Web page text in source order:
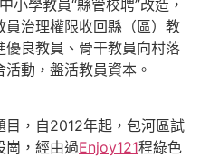
學教員“縣管校聘”改造，
治理權限收回縣（區）教
良教員、骨干教員向村落
動，盤活教員資本。
，自2012年起，包河區試
崗，經由過Enjoy121程綠色